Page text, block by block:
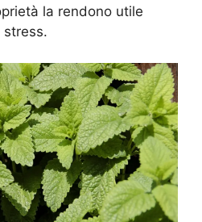
la rendono utile
stress.